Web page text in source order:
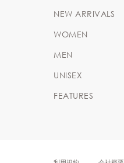
NEW ARRIVALS
WOMEN
MEN
UNISEX
FEATURES